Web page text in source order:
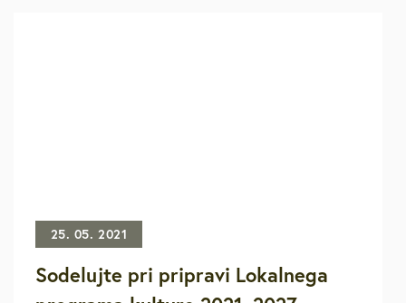
25. 05. 2021
Sodelujte pri pripravi Lokalnega